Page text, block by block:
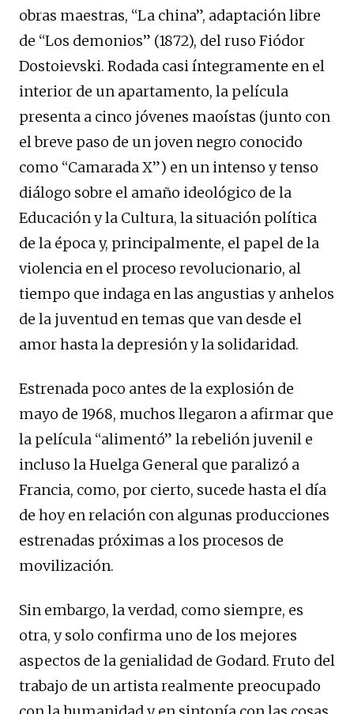
obras maestras, “La china”, adaptación libre
de “Los demonios” (1872), del ruso Fiódor
Dostoievski. Rodada casi íntegramente en el
interior de un apartamento, la película
presenta a cinco jóvenes maoístas (junto con
el breve paso de un joven negro conocido
como “Camarada X”) en un intenso y tenso
diálogo sobre el amaño ideológico de la
Educación y la Cultura, la situación política
de la época y, principalmente, el papel de la
violencia en el proceso revolucionario, al
tiempo que indaga en las angustias y anhelos
de la juventud en temas que van desde el
amor hasta la depresión y la solidaridad.
Estrenada poco antes de la explosión de
mayo de 1968, muchos llegaron a afirmar que
la película “alimentó” la rebelión juvenil e
incluso la Huelga General que paralizó a
Francia, como, por cierto, sucede hasta el día
de hoy en relación con algunas producciones
estrenadas próximas a los procesos de
movilización.
Sin embargo, la verdad, como siempre, es
otra, y solo confirma uno de los mejores
aspectos de la genialidad de Godard. Fruto del
trabajo de un artista realmente preocupado